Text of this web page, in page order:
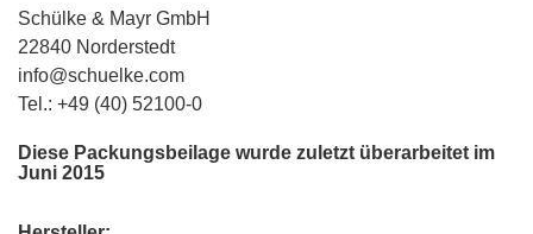
Schülke & Mayr GmbH
22840 Norderstedt
info@schuelke.com
Tel.: +49 (40) 52100-0
Diese Packungsbeilage wurde zuletzt überarbeitet im
Juni 2015